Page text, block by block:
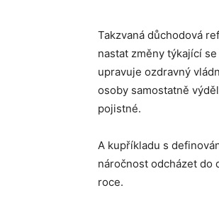
Takzvaná důchodová
nastat změny týkající
upravuje ozdravný
osoby samostatně
pojistné.
A kupříkladu s
náročnost odcházet do
roce.